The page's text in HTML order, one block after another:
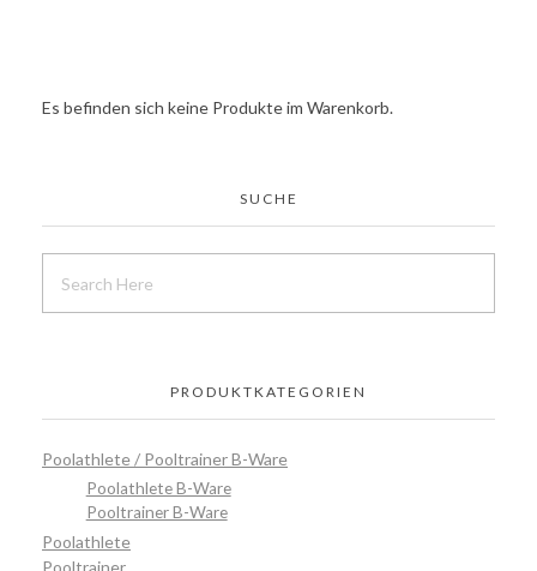
Es befinden sich keine Produkte im Warenkorb.
SUCHE
PRODUKTKATEGORIEN
Poolathlete / Pooltrainer B-Ware
Poolathlete B-Ware
Pooltrainer B-Ware
Poolathlete